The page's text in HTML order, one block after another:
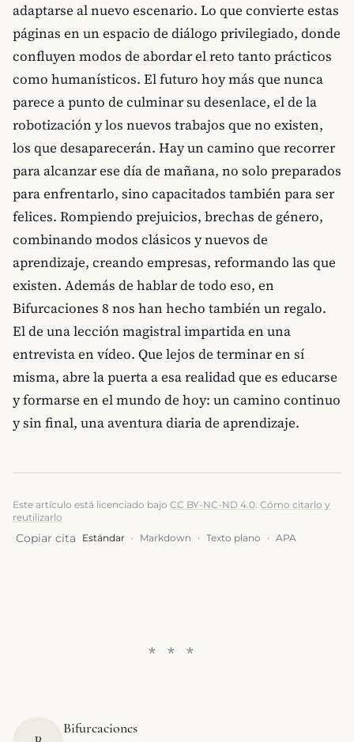
adaptarse al nuevo escenario. Lo que convierte estas
páginas en un espacio de diálogo privilegiado, donde
confluyen modos de abordar el reto tanto prácticos
como humanísticos. El futuro hoy más que nunca
parece a punto de culminar su desenlace, el de la
robotización y los nuevos trabajos que no existen,
los que desaparecerán. Hay un camino que recorrer
para alcanzar ese día de mañana, no solo preparados
para enfrentarlo, sino capacitados también para ser
felices. Rompiendo prejuicios, brechas de género,
combinando modos clásicos y nuevos de
aprendizaje, creando empresas, reformando las que
existen. Además de hablar de todo eso, en
Bifurcaciones 8 nos han hecho también un regalo.
El de una lección magistral impartida en una
entrevista en vídeo. Que lejos de terminar en sí
misma, abre la puerta a esa realidad que es educarse
y formarse en el mundo de hoy: un camino continuo
y sin final, una aventura diaria de aprendizaje.
Este artículo está licenciado bajo CC BY-NC-ND 4.0. Cómo citarlo y
reutilizarlo
Copiar cita Estándar · Markdown · Texto plano · APA
Bifurcaciones